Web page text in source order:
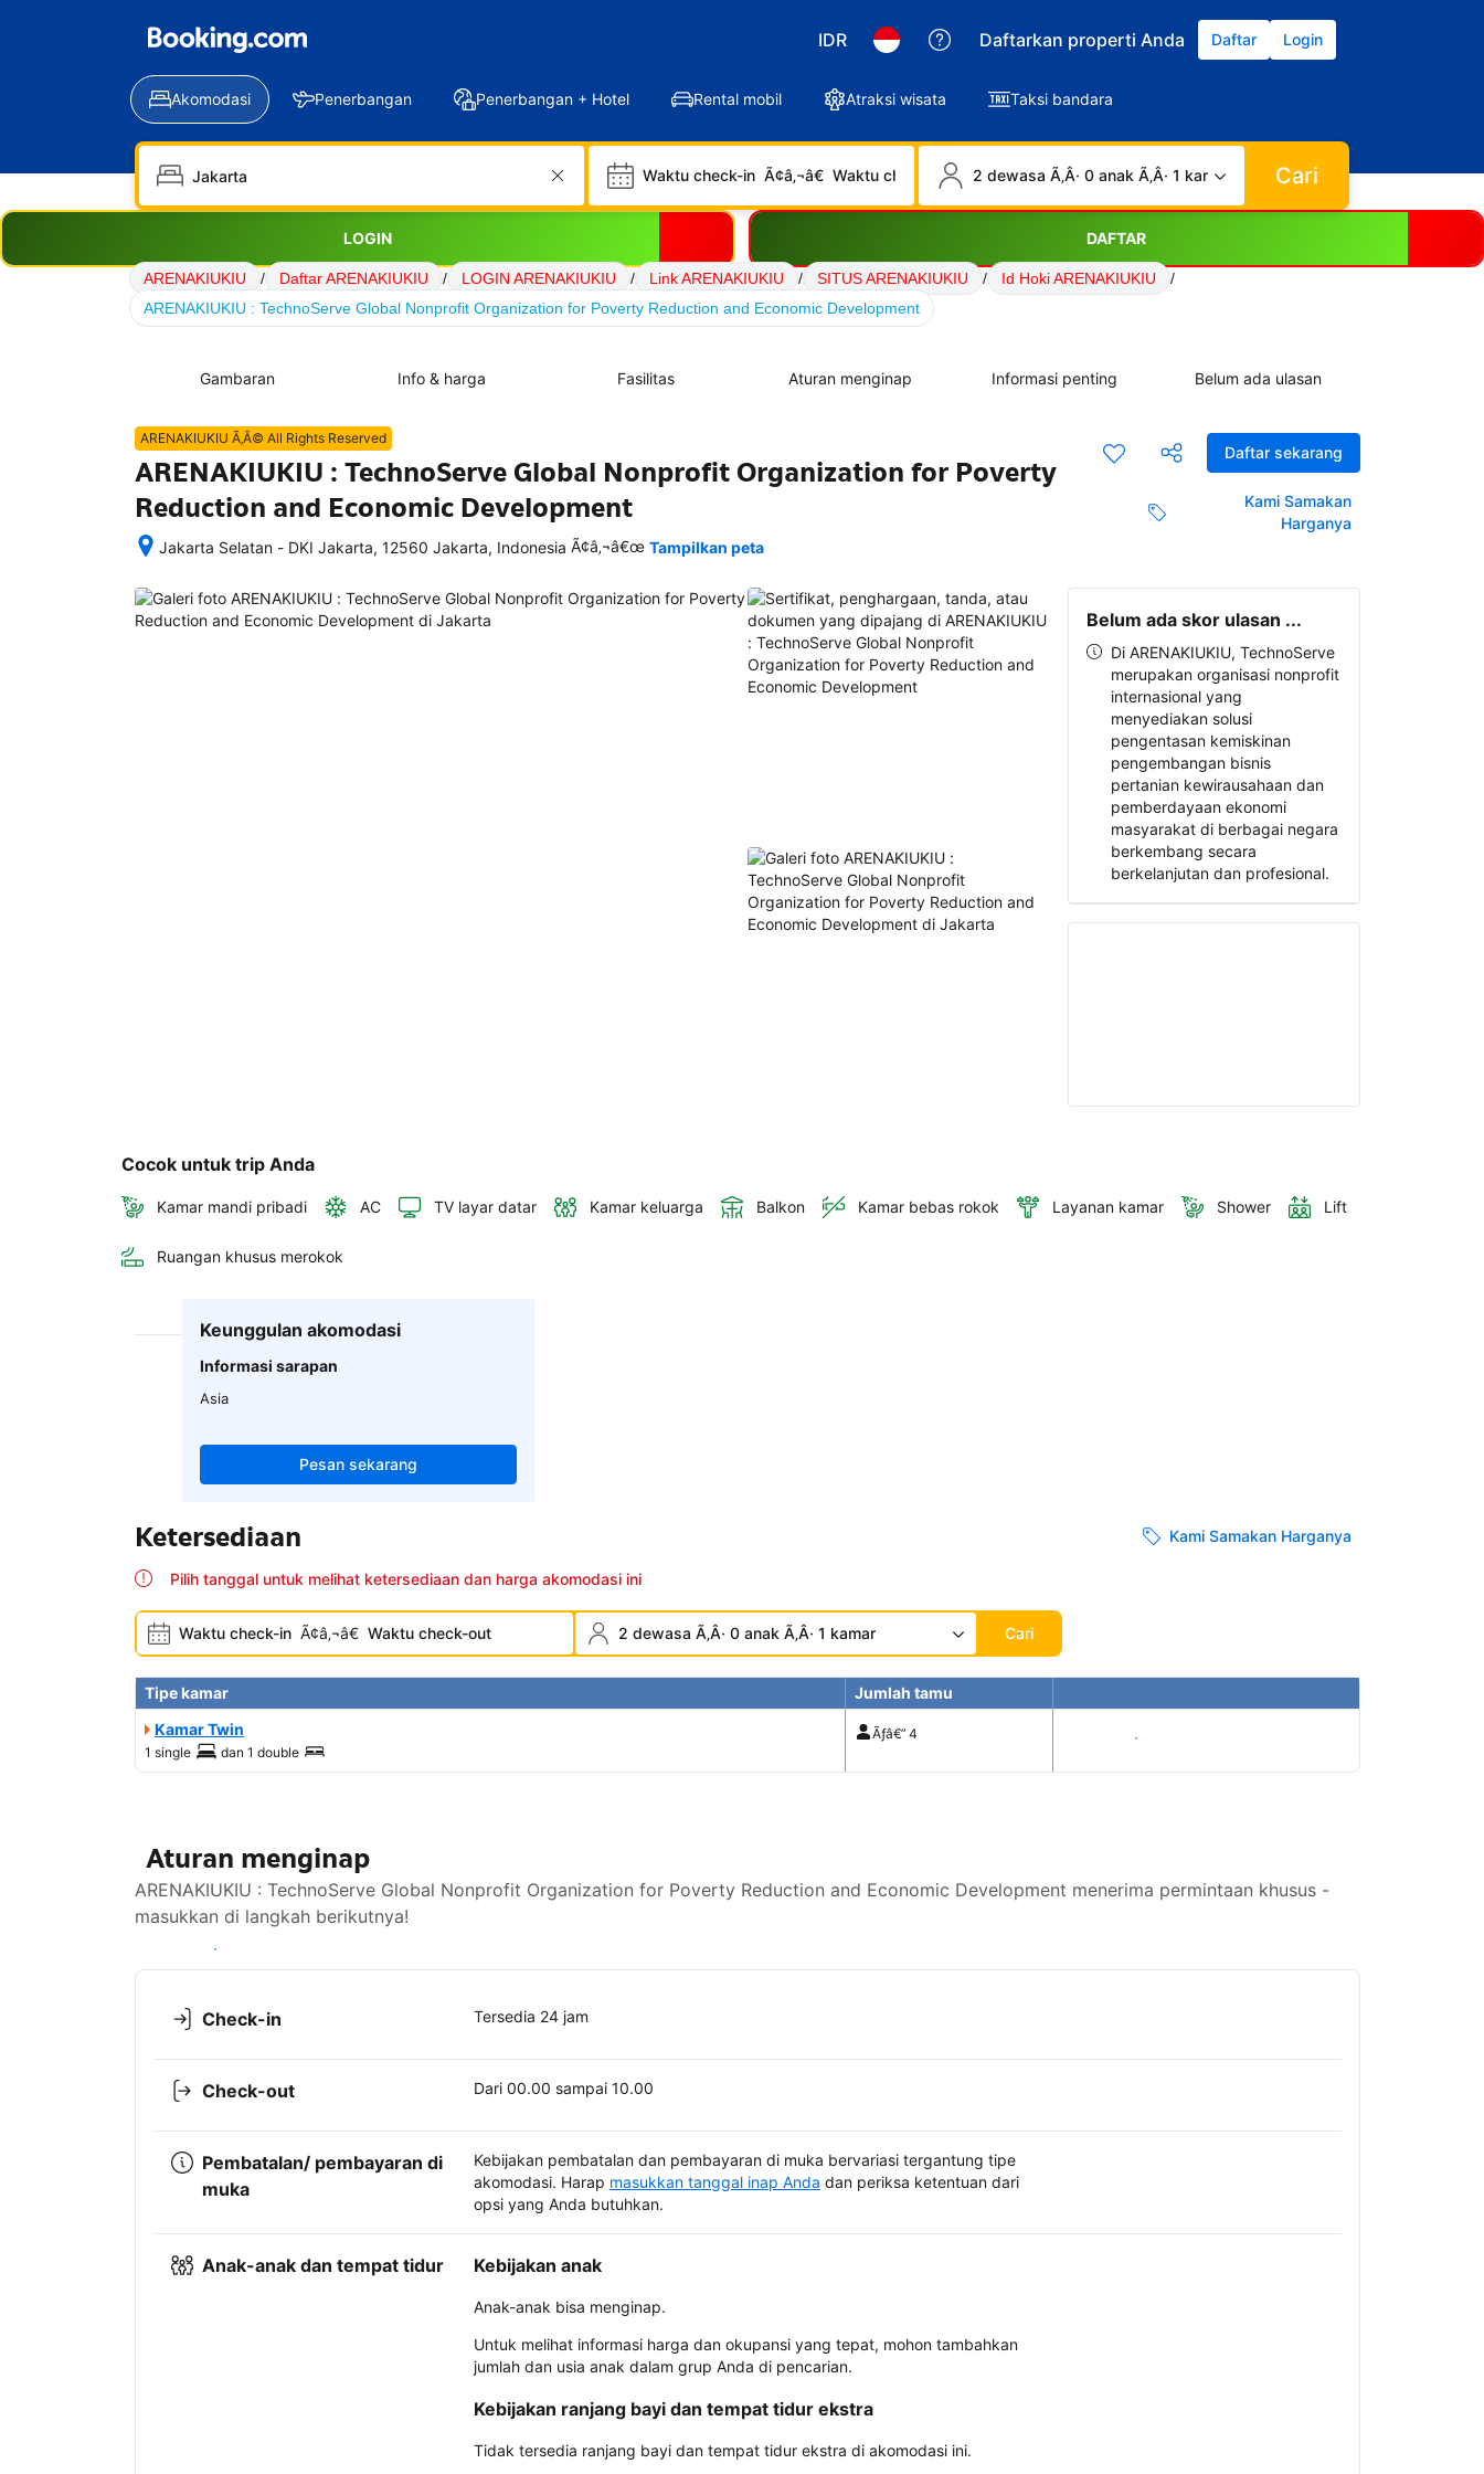
IDR Daftarkan properti Anda Daftar Login
Akomodasi Penerbangan Penerbangan + Hotel Rental mobil Atraksi wisata Taksi bandara
Waktu check-in Ã¢â‚¬â€ Waktu check-out 2 dewasa Ã‚Â· 0 anak Ã‚Â· 1 kamar Cari
LOGIN DAFTAR
ARENAKIUKIU / Daftar ARENAKIUKIU / LOGIN ARENAKIUKIU / Link ARENAKIUKIU / SITUS ARENAKIUKIU / Id Hoki ARENAKIUKIU
/
ARENAKIUKIU : TechnoServe Global Nonprofit Organization for Poverty Reduction and Economic Development
Gambaran Info & harga Fasilitas Aturan menginap Informasi penting Belum ada ulasan
Daftar sekarang
Kami Samakan
Harganya
ARENAKIUKIU Ã‚Â© All Rights Reserved
ARENAKIUKIU : TechnoServe Global Nonprofit Organization for Poverty
Reduction and Economic Development
Jakarta Selatan - DKI Jakarta, 12560 Jakarta, Indonesia
memesan,
semua
Ã¢â‚¬â€œ Tampilkan peta
Belum ada skor ulasan ...
Di ARENAKIUKIU, TechnoServe
merupakan organisasi nonprofit
internasional yang
menyediakan solusi
pengentasan kemiskinan
pengembangan bisnis
pertanian kewirausahaan dan
pemberdayaan ekonomi
masyarakat di berbagai negara
berkembang secara
berkelanjutan dan profesional.
Cocok untuk trip Anda
Kamar mandi pribadi AC TV layar datar Kamar keluarga Balkon Kamar bebas rokok Layanan kamar Shower Lift
Ruangan khusus merokok
Keunggulan akomodasi
Informasi sarapan
Asia
Pesan sekarang
Ketersediaan Kami Samakan Harganya
Pilih tanggal untuk melihat ketersediaan dan harga akomodasi ini
Waktu check-in Ã¢â‚¬â€ Waktu check-out 2 dewasa Ã‚Â· 0 anak Ã‚Â· 1 kamar Cari
Tipe kamar
Jumlah tamu
Kamar Twin
1 single dan 1 double
Ãƒâ€” 4 Tampilkan harga
Aturan menginap
ARENAKIUKIU : TechnoServe Global Nonprofit Organization for Poverty Reduction and Economic Development menerima permintaan khusus -
masukkan di langkah berikutnya!
Lihat ketersediaan
Check-in Tersedia 24 jam
Check-out Dari 00.00 sampai 10.00
Pembatalan/ pembayaran di
muka
Kebijakan pembatalan dan pembayaran di muka bervariasi tergantung tipe
akomodasi. Harap masukkan tanggal inap Anda dan periksa ketentuan dari
opsi yang Anda butuhkan.
Anak-anak dan tempat tidur Kebijakan anak
Anak-anak bisa menginap.
Untuk melihat informasi harga dan okupansi yang tepat, mohon tambahkan
jumlah dan usia anak dalam grup Anda di pencarian.
Kebijakan ranjang bayi dan tempat tidur ekstra
Tidak tersedia ranjang bayi dan tempat tidur ekstra di akomodasi ini.